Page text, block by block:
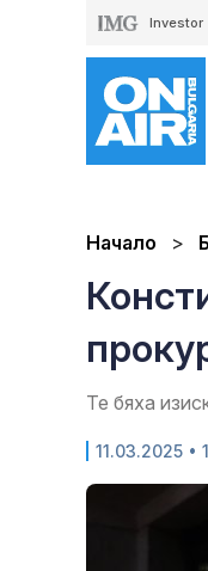
Investor
Начало
Те бяха
11.03.2025 •